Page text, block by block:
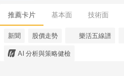
推薦卡片 基本面 技術面
新聞 股價走勢 樂活五線譜
AI 分析與策略健檢